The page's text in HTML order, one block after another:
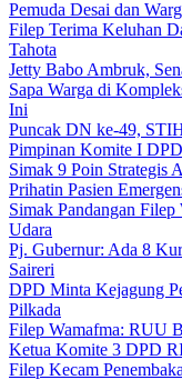
Pemuda Desai dan
Filep Terima Keluhan
Tahota
Jetty Babo Ambruk,
Sapa Warga di
Ini
Puncak DN ke-49,
Pimpinan Komite I
Simak 9 Poin Strategis
Prihatin Pasien
Simak Pandangan
Udara
Pj. Gubernur: Ada 8
Saireri
DPD Minta Kejagung
Pilkada
Filep Wamafma: RUU
Ketua Komite 3 DPD
Filep Kecam